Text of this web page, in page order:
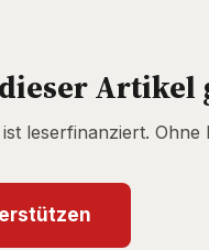
Artikel
leserfinanziert.